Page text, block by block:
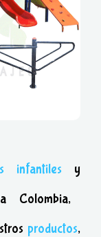
infantiles y
Colombia,
productos,